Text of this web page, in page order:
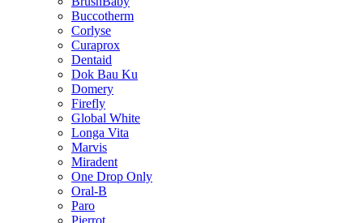
Buccotherm
Corlyse
Curaprox
Dentaid
Dok Bau Ku
Domery
Firefly
Global White
Longa Vita
Marvis
Miradent
One Drop Only
Oral-B
Paro